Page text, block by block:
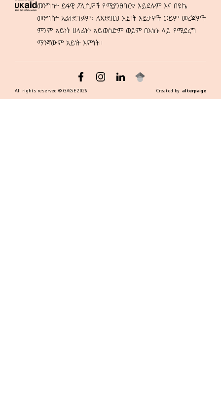
መንግስት ይፋዊ ፖሊሲዎች የሚያንፀባርቁ አይደሉም እና በዩኬ
መንግስት አልተደገፉም፣ ለእንደዚህ አይነት እይታዎች ወይም መረጃዎች
ምንም አይነት ሀላፊነት አይወስድም ወይም በእነሱ ላይ የሚደረግ
ማንኛውም አይነት እምነት።
All rights reserved © GAGE2026 Created byalterpage